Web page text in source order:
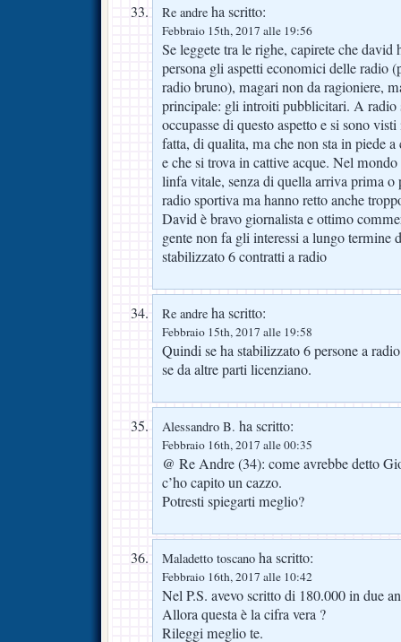
Re andre ha scritto:
Febbraio 15th, 2017 alle 19:56
Se leggete tra le righe, capirete che
persona gli aspetti economici delle radio
radio bruno), magari non da ragioniere,
principale: gli introiti pubblicitari. A radio
occupasse di questo aspetto e si sono
fatta, di qualita, ma che non sta in piede
e che si trova in cattive acque. Nel
linfa vitale, senza di quella arriva prima
radio sportiva ma hanno retto anche
David è bravo giornalista e ottimo
gente non fa gli interessi a lungo termine
stabilizzato 6 contratti a radio
Re andre ha scritto:
Febbraio 15th, 2017 alle 19:58
Quindi se ha stabilizzato 6 persone a
se da altre parti licenziano.
Alessandro B. ha scritto:
Febbraio 16th, 2017 alle 00:35
@ Re Andre (34): come avrebbe detto
c’ho capito un cazzo.
Potresti spiegarti meglio?
Maladetto toscano ha scritto:
Febbraio 16th, 2017 alle 10:42
Nel P.S. avevo scritto di 180.000 in due
Allora questa è la cifra vera ?
Rileggi meglio te.